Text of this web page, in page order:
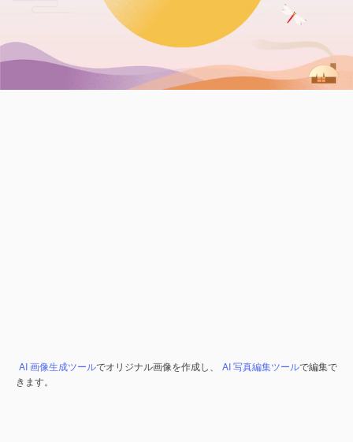
AI 画像生成ツールでオリジナル画像を作成し、 AI 写真編集ツールで編集で
きます。